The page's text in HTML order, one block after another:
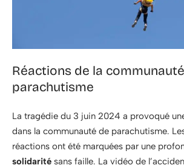
Réactions de la
parachutisme
La tragédie du 3 juin 2024 a provoqué
dans la communauté de parachutisme.
réactions ont été marquées par une
solidarité sans faille. La vidéo de